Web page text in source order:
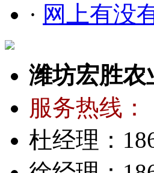
· 网上有没
潍坊宏胜农
服务热线：
杜经理：